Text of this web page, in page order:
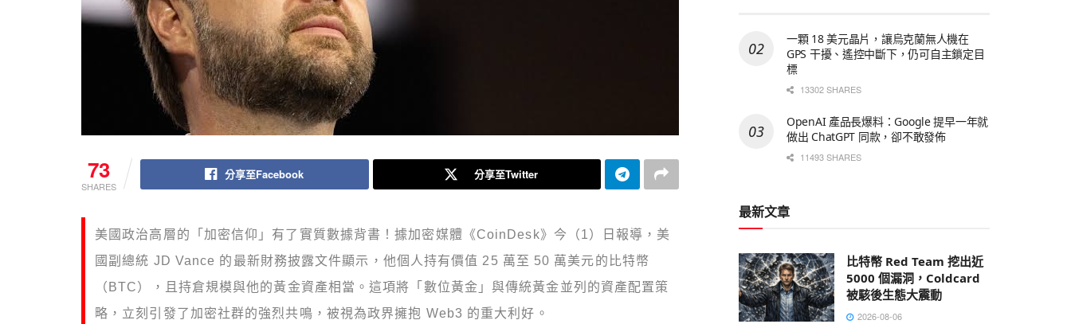
73
SHARES
分享至Facebook 分享至Twitter
美國政治高層的「加密信仰」有了實質數據背書！據加密媒體《CoinDesk》今（1）日報導，美
國副總統 JD Vance 的最新財務披露文件顯示，他個人持有價值 25 萬至 50 萬美元的比特幣
（BTC），且持倉規模與他的黃金資產相當。這項將「數位黃金」與傳統黃金並列的資產配置策
略，立刻引發了加密社群的強烈共鳴，被視為政界擁抱 Web3 的重大利好。
一顆 18 美元晶片，讓烏克蘭無人機在
GPS 干擾、遙控中斷下，仍可自主鎖定目
標
13302 SHARES
OpenAI 產品長爆料：Google 提早一年就
做出 ChatGPT 同款，卻不敢發佈
11493 SHARES
最新文章
比特幣 Red Team 挖出近
5000 個漏洞，Coldcard
被駭後生態大震動
2026-08-06